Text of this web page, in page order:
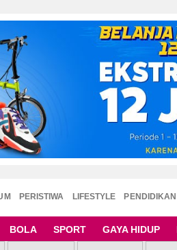
PERISTIWA LIFESTYLE PENDIDIKAN
BOLA SPORT GAYA HIDUP